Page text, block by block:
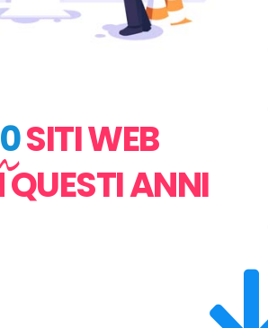
SITI WEB
QUESTI ANNI